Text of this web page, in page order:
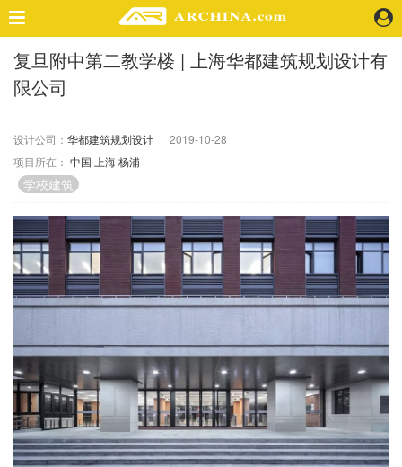
精选案例
建 筑
室 内
视 频
头条资讯
业 界
机 构
人 物
快速搜索
企业招聘
企业会员
复旦附中第二教学楼 | 上海华都建筑规划设计有
限公司
设计公司： 华都建筑规划设计
2019-10-28
项目所在： 中国 上海杨浦
学校建筑